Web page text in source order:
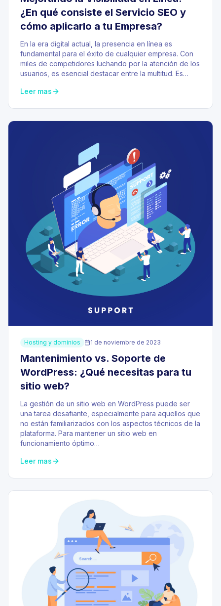
¿En qué consiste el Servicio SEO y
cómo aplicarlo a tu Empresa?
En la era digital actual, la presencia en línea es
fundamental para el éxito de cualquier empresa. Con
miles de competidores luchando por la atención de los
usuarios, es esencial destacar entre la multitud. Es…
Leer mas
Hosting y dominios 1 de noviembre de 2023
Mantenimiento vs. Soporte de
WordPress: ¿Qué necesitas para tu
sitio web?
La gestión de un sitio web en WordPress puede ser
una tarea desafiante, especialmente para aquellos que
no están familiarizados con los aspectos técnicos de la
plataforma. Para mantener un sitio web en
funcionamiento óptimo…
Leer mas